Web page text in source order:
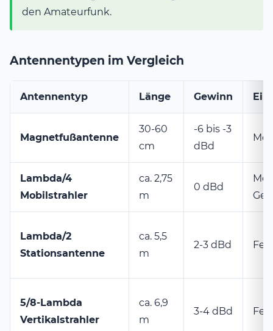
den Amateurfunk.
Antennentypen im Vergleich
Antennentyp Länge Gewinn
Magnetfußantenne
30-60
cm
-6 bis -3
dBd
Lambda/4
Mobilstrahler
ca. 2,75
m
0 dBd
Lambda/2
Stationsantenne
ca. 5,5
m
2-3 dBd
5/8-Lambda
Vertikalstrahler
ca. 6,9
m
3-4 dBd